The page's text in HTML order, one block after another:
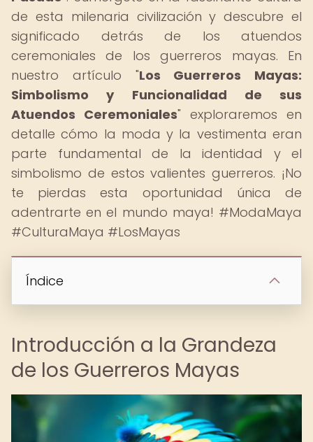
de esta milenaria civilización y descubre el
significado detrás de los atuendos
ceremoniales de los guerreros mayas. En
nuestro artículo "Los Guerreros Mayas:
Simbolismo y Funcionalidad de sus
Atuendos Ceremoniales" exploraremos en
detalle cómo la moda y la vestimenta eran
parte fundamental de la identidad y el
simbolismo de estos valientes guerreros. ¡No
te pierdas esta oportunidad única de
adentrarte en el mundo maya! #ModaMaya
#CulturaMaya #LosMayas
Índice
Introducción a la Grandeza
de los Guerreros Mayas